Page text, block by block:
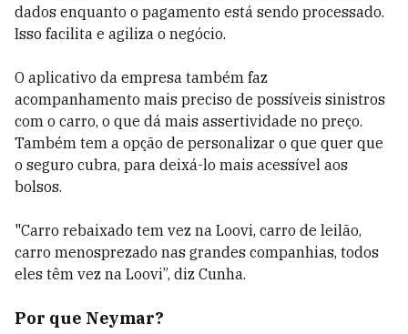
dados enquanto o pagamento está sendo processado.
Isso facilita e agiliza o negócio.
O aplicativo da empresa também faz
acompanhamento mais preciso de possíveis sinistros
com o carro, o que dá mais assertividade no preço.
Também tem a opção de personalizar o que quer que
o seguro cubra, para deixá-lo mais acessível aos
bolsos.
"Carro rebaixado tem vez na Loovi, carro de leilão,
carro menosprezado nas grandes companhias, todos
eles têm vez na Loovi”, diz Cunha.
Por que Neymar?